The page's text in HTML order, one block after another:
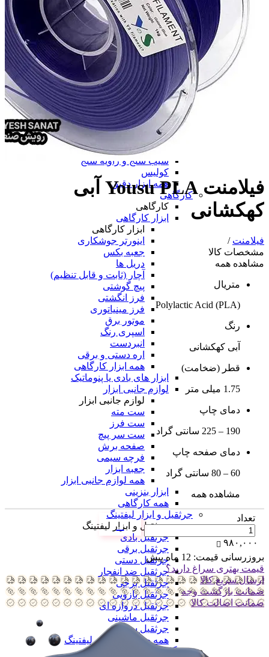
دستگاه لیزر مارکینگ
ابزار دقیق
ابزار دقیق
پرگار صنعتی
پوزیشنر
پوزیشنر
پوزیشنر الکتروپنوماتیکی
پوزیشنر پنوماتیکی
همه پوزیشنر
تراز
متر
ساعت اندیکاتور
چرخ متر
شیب سنج و زاویه سنج
کولیس
همه ابزار دقیق
کارگاهی
کارگاهی
ابزار کارگاهی
ابزار کارگاهی
اینورتر جوشکاری
جعبه بکس
دریل ها
آچار (ثابت و قابل تنظیم)
پیچ گوشتی
فرز انگشتی
فرز مینیاتوری
موتور برق
اسپری رنگ
انبردست
اره دستی و برقی
همه ابزار کارگاهی
ابزار های بادی یا پنوماتیک
لوازم جانبی ابزار
لوازم جانبی ابزار
ست مته
ست فرز
ست سر پیچ
صفحه برش
فرچه سیمی
جعبه ابزار
همه لوازم جانبی ابزار
ابزار بنزینی
همه کارگاهی
جرثقیل و ابزار لیفتینگ
جرثقیل و ابزار لیفتینگ
جرثقیل بادی
جرثقیل برقی
جرثقیل دستی
جرثقیل ضد انفجار
جرثقیل برجی
جرثقیل بازویی
جرثقیل دروازه ای
جرثقیل ماشینی
جرثقیل سقفی
همه جرثقیل و ابزار لیفتینگ
دستگاه های تولید
فیلامنت Yousu PLA آبی
کهکشانی
فیلامنت /
مشخصات کالا
مشاهده همه
متریال
(PLA) Polylactic Acid
رنگ
آبی کهکشانی
قطر (ضخامت)
1.75 میلی متر
دمای چاپ
190 – 225 سانتی گراد
دمای صفحه چاپ
60 – 80 سانتی گراد
مشاهده همه
تعداد
۹۸۰,۰۰۰
بروزرسانی قیمت: 12 ماه پیش
قیمت بهتری سراغ دارید؟
ارسال سریع کالا
ضمانت بازگشت وجه
ضمانت اضالت کالا